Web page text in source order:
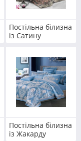
Постільна білизна
із Сатину
Постільна білизна
із Жакарду